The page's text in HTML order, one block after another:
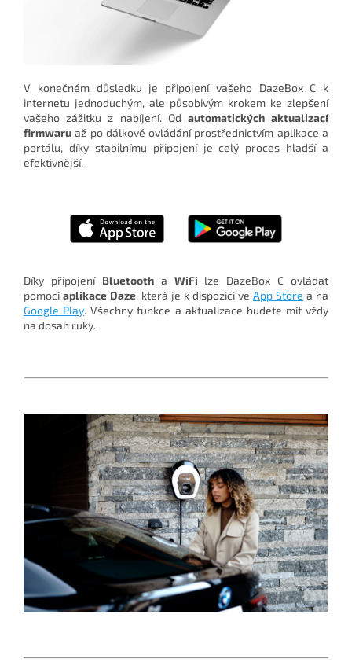
V konečném důsledku je připojení vašeho DazeBox C k
internetu jednoduchým, ale působivým krokem ke zlepšení
vašeho zážitku z nabíjení. Od automatických aktualizací
firmwaru až po dálkové ovládání prostřednictvím aplikace a
portálu, díky stabilnímu připojení je celý proces hladší a
efektivnější.
Díky připojení Bluetootha WiFi lze DazeBox C ovládat
pomocíaplikace Daze, která je k dispozici ve App Store a na
Google Play. Všechny funkce a aktualizace budete mít vždy
na dosah ruky.